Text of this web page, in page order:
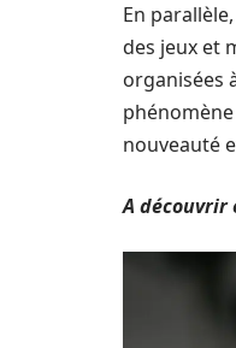
En
des jeux et
organisées
nouveauté
A découvrir